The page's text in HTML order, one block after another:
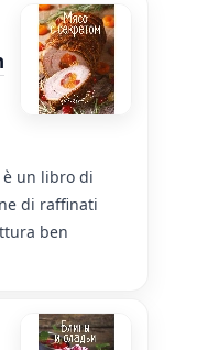
è un libro di
di raffinati
ben